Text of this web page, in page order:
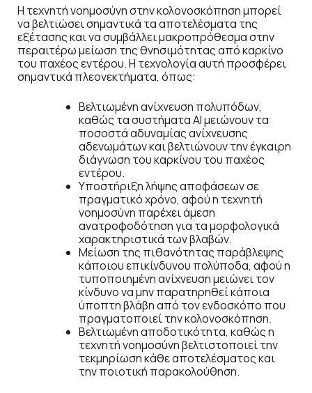
Η τεχνητή νοημοσύνη στην κολονοσκόπηση μπορεί
να βελτιώσει σημαντικά τα αποτελέσματα της
εξέτασης και να συμβάλλει μακροπρόθεσμα στην
περαιτέρω μείωση της θνησιμότητας από καρκίνο
του παχέος εντέρου. Η τεχνολογία αυτή προσφέρει
σημαντικά πλεονεκτήματα, όπως:
Βελτιωμένη ανίχνευση πολυπόδων,
καθώς τα συστήματα AI μειώνουν τα
ποσοστά αδυναμίας ανίχνευσης
αδενωμάτων και βελτιώνουν την έγκαιρη
διάγνωση του καρκίνου του παχέος
εντέρου.
Υποστήριξη λήψης αποφάσεων σε
πραγματικό χρόνο, αφού η τεχνητή
νοημοσύνη παρέχει άμεση
ανατροφοδότηση για τα μορφολογικά
χαρακτηριστικά των βλαβών.
Μείωση της πιθανότητας παράβλεψης
κάποιου επικίνδυνου πολύποδα, αφού η
τυποποιημένη ανίχνευση μειώνει τον
κίνδυνο να μην παρατηρηθεί κάποια
ύποπτη βλάβη από τον ενδοσκόπο που
πραγματοποιεί την κολονοσκόπηση.
Βελτιωμένη αποδοτικότητα, καθώς η
τεχνητή νοημοσύνη βελτιστοποιεί την
τεκμηρίωση κάθε αποτελέσματος και
την ποιοτική παρακολούθηση.